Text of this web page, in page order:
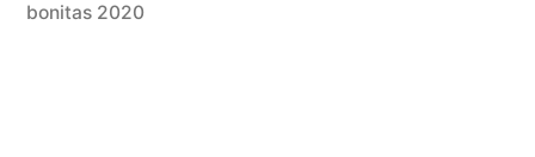
bonitas 2020